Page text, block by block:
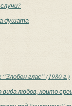
душата
глас” (1980 г.)
любов, които